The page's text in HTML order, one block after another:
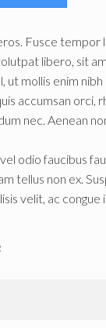
Fusce
libero, sit
mollis enim
accumsan
nec. Aenean
odio faucibus
tellus non ex.
velit, ac